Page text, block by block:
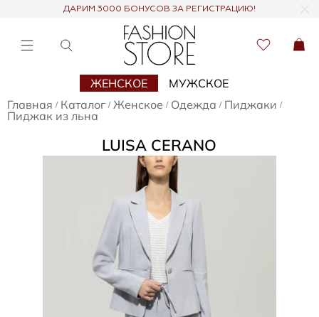
ДАРИМ 3000 БОНУСОВ ЗА РЕГИСТРАЦИЮ!
ЖЕНСКОЕ
МУЖСКОЕ
Главная / Каталог / Женское / Одежда / Пиджаки /
Пиджак из льна
LUISA CERANO